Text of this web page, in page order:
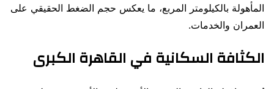
المأهولة بالكيلومتر المربع، ما يعكس حجم الضغط الحقيقي على
العمران والخدمات.
الكثافة السكانية في القاهرة الكبرى